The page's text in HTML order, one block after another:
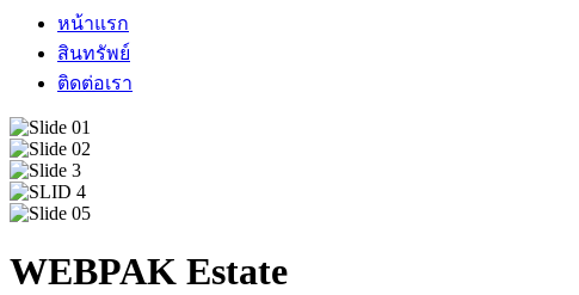
หน้าแรก
สินทรัพย์
ติดต่อเรา
WEBPAK Estate